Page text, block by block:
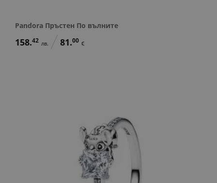
Pandora Пръстен По вълните
158.42 лв. 81.00 €